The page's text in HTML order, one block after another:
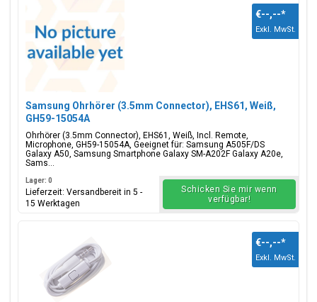
Samsung Ohrhörer (3.5mm Connector), EHS61, Weiß,
GH59-15054A
Ohrhörer (3.5mm Connector), EHS61, Weiß, Incl. Remote,
Microphone, GH59-15054A, Geeignet für: Samsung A505F/DS
Galaxy A50, Samsung Smartphone Galaxy SM-A202F Galaxy A20e,
Sams...
€--,--*
Exkl. MwSt.
Lager: 0
Lieferzeit: Versandbereit in 5 -
15 Werktagen
Schicken Sie mir wenn
verfügbar!
€--,--*
Exkl. MwSt.